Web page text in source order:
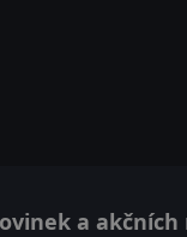
a akčních